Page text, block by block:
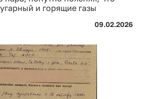
и горящие газы
09.02.2026